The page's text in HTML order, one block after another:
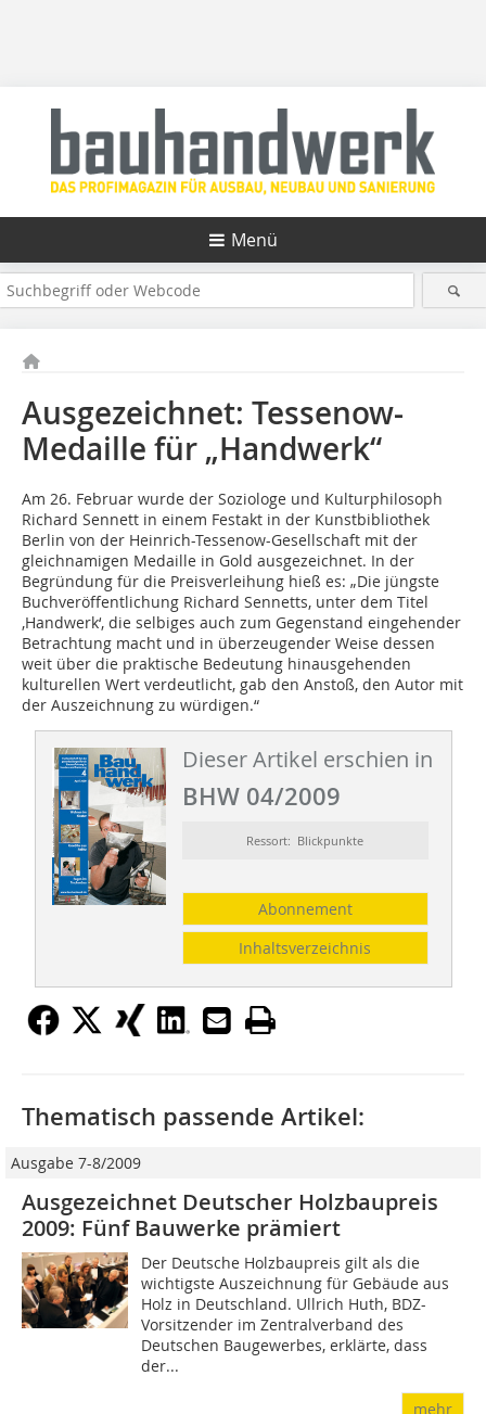
Menü
Ausgezeichnet: Tessenow-
Medaille für „Handwerk“
Am 26. Februar wurde der Soziologe und Kulturphilosoph
Richard Sennett in einem Festakt in der Kunstbibliothek
Berlin von der Heinrich-Tessenow-Gesellschaft mit der
gleichnamigen Medaille in Gold ausgezeichnet. In der
Begründung für die Preisverleihung hieß es: „Die jüngste
Buchveröffentlichung Richard Sennetts, unter dem Titel
‚Handwerk‘, die selbiges auch zum Gegenstand eingehender
Betrachtung macht und in überzeugender Weise dessen
weit über die praktische Bedeutung hinausgehenden
kulturellen Wert verdeutlicht, gab den Anstoß, den Autor mit
der Auszeichnung zu würdigen.“
Dieser Artikel erschien in
BHW 04/2009
Ressort: Blickpunkte
Abonnement
Inhaltsverzeichnis
Thematisch passende Artikel:
Ausgabe 7-8/2009
Ausgezeichnet Deutscher Holzbaupreis
2009: Fünf Bauwerke prämiert
Der Deutsche Holzbaupreis gilt als die
wichtigste Auszeichnung für Gebäude aus
Holz in Deutschland. Ullrich Huth, BDZ-
Vorsitzender im Zentralverband des
Deutschen Baugewerbes, erklärte, dass
der...
mehr